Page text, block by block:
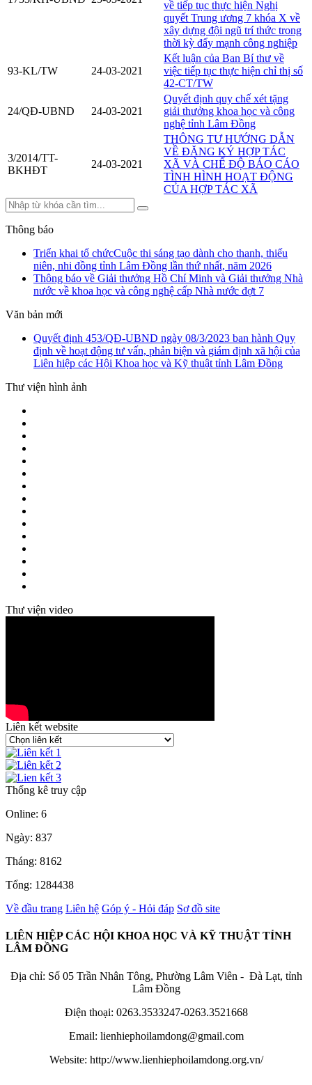
về tiếp tục thực hiện Nghị
quyết Trung ương 7 khóa X về
xây dựng đội ngũ trí thức trong
thời kỳ đẩy mạnh công nghiệp
93-KL/TW 24-03-2021
Kết luận của Ban Bí thư về
việc tiếp tục thực hiện chỉ thị số
42-CT/TW
24/QĐ-UBND 24-03-2021
Quyết định quy chế xét tặng
giải thưởng khoa học và công
nghệ tỉnh Lâm Đồng
3/2014/TT-
BKHĐT
24-03-2021
THÔNG TƯ HƯỚNG DẪN
VỀ ĐĂNG KÝ HỢP TÁC
XÃ VÀ CHẾ ĐỘ BÁO CÁO
TÌNH HÌNH HOẠT ĐỘNG
CỦA HỢP TÁC XÃ
Thông báo
Triển khai tổ chứcCuộc thi sáng tạo dành cho thanh, thiếu
niên, nhi đồng tỉnh Lâm Đồng lần thứ nhất, năm 2026
Thông báo về Giải thưởng Hồ Chí Minh và Giải thưởng Nhà
nước về khoa học và công nghệ cấp Nhà nước đợt 7
Văn bản mới
Quyết định 453/QĐ-UBND ngày 08/3/2023 ban hành Quy
định về hoạt động tư vấn, phản biện và giám định xã hội của
Liên hiệp các Hội Khoa học và Kỹ thuật tỉnh Lâm Đồng
Thư viện hình ảnh
Thư viện video
Liên kết website
Thống kê truy cập
Online: 6
Ngày: 837
Tháng: 8162
Tổng: 1284438
Về đầu trang Liên hệ Góp ý - Hỏi đáp Sơ đồ site
LIÊN HIỆP CÁC HỘI KHOA HỌC VÀ KỸ THUẬT TỈNH
LÂM ĐỒNG
Địa chỉ: Số 05 Trần Nhân Tông, Phường Lâm Viên - Đà Lạt, tỉnh
Lâm Đồng
Điện thoại: 0263.3533247-0263.3521668
Email: lienhiephoilamdong@gmail.com
Website: http://www.lienhiephoilamdong.org.vn/